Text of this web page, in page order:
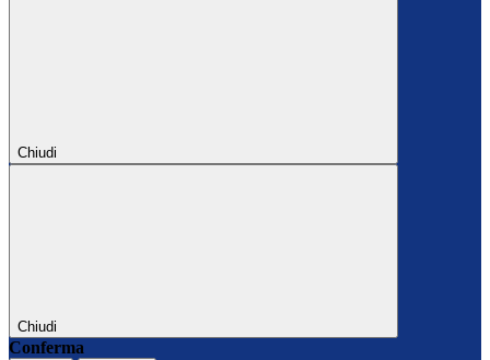
Chiudi
Chiudi
Conferma